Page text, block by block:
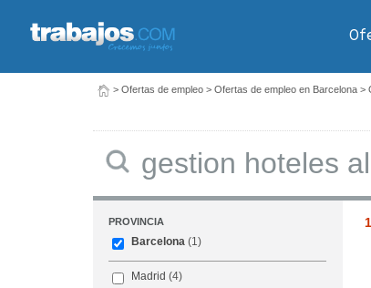
> Ofertas de empleo > Ofertas de empleo en Barcelona >
PROVINCIA
Barcelona (1)
Madrid (4)
1